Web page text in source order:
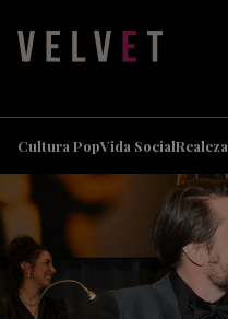
Cultura PopVida SocialRealeza